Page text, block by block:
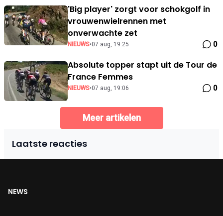
'Big player' zorgt voor schokgolf in
vrouwenwielrennen met
onverwachte zet
NIEUWS•07 aug, 19:25 0
Absolute topper stapt uit de Tour de
France Femmes
NIEUWS•07 aug, 19:06 0
Meer artikelen
Laatste reacties
NEWS